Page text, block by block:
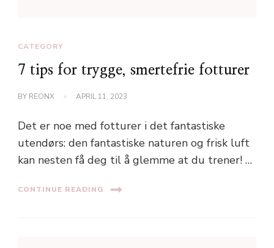
CATEGORY
7 tips for trygge, smertefrie fotturer
BY REONX APRIL 11, 2023
Det er noe med fotturer i det fantastiske
utendørs: den fantastiske naturen og frisk luft
kan nesten få deg til å glemme at du trener! …
CONTINUE READING